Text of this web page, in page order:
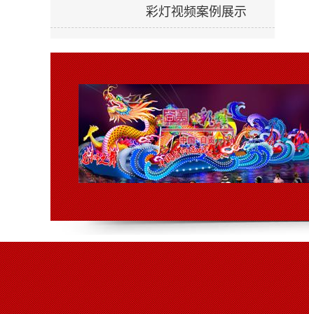
彩灯视频案例展示